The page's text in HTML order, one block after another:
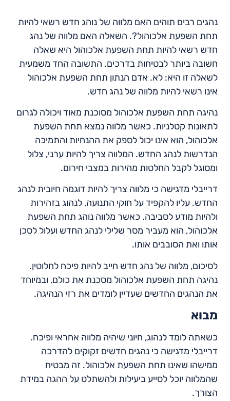
נהגים רבים תוהים האם מלווה של נוהג חדש רשאי להיות
תחת השפעת אלכוהול?. השאלה האם מלווה של נהג
חדש רשאי להיות תחת השפעת אלכוהול היא שאלה
חשובה ביותר לבטיחות בדרכים. התשובה החד משמעית
לשאלה זו היא: לא. אדם הנתון תחת השפעת אלכוהול
אינו רשאי להיות מלווה של נהג חדש.
נהיגה תחת השפעת אלכוהול מסוכנת מאוד ויכולה לגרום
לתאונות קטלניות. כאשר מלווה נמצא תחת השפעת
אלכוהול, הוא אינו יכול לספק את ההנחיות והתמיכה
הנדרשות לנהג החדש. המלווה צריך להיות ערני, צלול
ומסוגל לקבל החלטות מהירות במצבי חירום.
דרייבלי מדגישה כי מלווה צריך להיות דוגמה חיובית לנהג
החדש. עליו להקפיד על חוקי התנועה, לנהוג בזהירות
ולהיות מודע לסביבה. כאשר מלווה נוהג תחת השפעת
אלכוהול, הוא מעביר מסר שלילי לנהג החדש ועלול לסכן
אותו ואת הסובבים אותו.
לסיכום, מלווה של נהג חדש חייב להיות פיכח לחלוטין.
נהיגה תחת השפעת אלכוהול מסכנת את כולם, ובמיוחד
את הנהגים החדשים שעדיין לומדים את רזי הנהיגה.
מבוא
כשאתה לומד לנהוג, חיוני שיהיה מלווה אחראי ופיכח.
דרייבלי מדגישה כי נהגים חדשים זקוקים להדרכה
ממישהו שאינו תחת השפעת אלכוהול. זה מבטיח
שהמלווה יוכל לסייע ביעילות ולהשתלט על ההגה במידת
הצורך.